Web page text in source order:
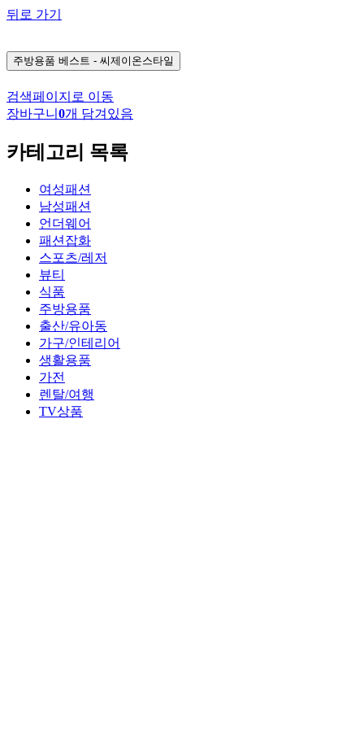
뒤로 가기
주방용품 베스트 - 씨제이온스타일
검색페이지로 이동
장바구니 0개 담겨있음
카테고리 목록
여성패션
남성패션
언더웨어
패션잡화
스포츠/레저
뷰티
식품
주방용품
출산/유아동
가구/인테리어
생활용품
가전
렌탈/여행
TV상품